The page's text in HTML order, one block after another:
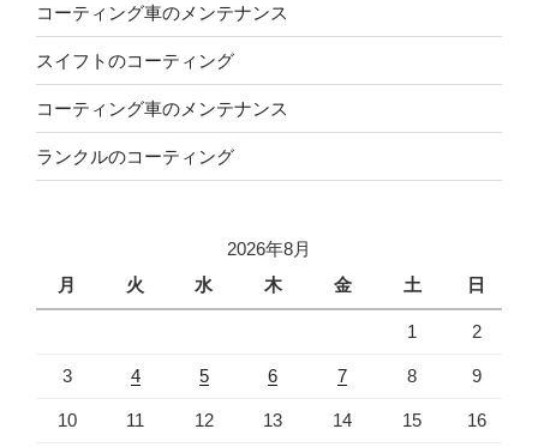
コーティング車のメンテナンス
スイフトのコーティング
コーティング車のメンテナンス
ランクルのコーティング
2026年8月
月
火 水 木 金 土 日
1 2
3 4 5 6 7 8 9
10 11 12 13 14 15 16